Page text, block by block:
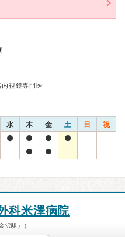
視鏡専門医
水 木 金 土 日 祝
科米澤病院
沢駅））